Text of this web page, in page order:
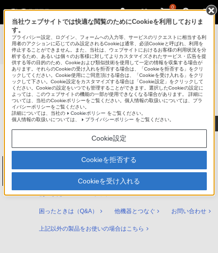
0
使いかたマニュアル（取扱説明 Web版）
BDZ-ZT3500 / BDZ-ZT2500 / BDZ-ZT1500 / BDZ-ZW2500 /
BDZ-ZW1500 / BDZ-ZW550 使いかたマニュアル
ブルーレイディスク/DVDレコーダー
サポート・お問い合わせ
ブルーレイディスク/DVDレコーダー
BDZ-ZT3500 / BDZ-ZT2500 / BDZ-ZT1500 /
BDZ-ZW2500 / BDZ-ZW1500 / BDZ-ZW550
使いかたマニュアル トップ
困ったときは（Q&A） 他機器とつなぐ お問い合わせ
上記以外の製品をお使いの場合はこちら
当社ウェブサイトでは快適な閲覧のためにCookieを利用しておりま
す。
プライバシー設定、ログイン、フォームへの入力等、サービスのリクエストに相当する利
用者のアクションに応じてのみ設定されるCookieは通常、必須Cookieと呼ばれ、利用を
停止することができません。また、当社は、ウェブサイトにおけるお客様の利用状況を分
析するため、あるいは個々のお客様に対してよりカスタマイズされたサービス・広告を提
供する等の目的のため、Cookieおよび類似技術を使用して一定の情報を収集する場合が
あります。それらのCookieの受け入れを拒否する場合は、「Cookieを拒否する」をクリ
ックしてください。Cookie使用にご同意頂ける場合は、「Cookieを受け入れる」をクリ
ックして下さい。Cookie設定をカスタマイズする場合は「Cookie設定」をクリックして
ください。Cookieの設定をいつでも管理することができます。選択したCookieの設定に
よっては、このウェブサイトの機能の一部が使用できなくなる場合があります。 詳細に
ついては、当社のCookieポリシーをご覧ください。個人情報の取扱いについては、プラ
イバシーポリシーをご覧ください。
詳細については、当社の
Cookieポリシー をご覧ください。
個人情報の取扱いについては、
プライバシーポリシー をご覧ください。
Cookie設定
Cookieを拒否する
Cookieを受け入れる